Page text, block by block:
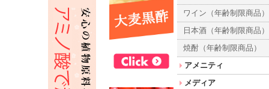
ワイン（年齢制限商品）
日本酒（年齢制限商品）
焼酎（年齢制限商品）
アメニティ
メディア